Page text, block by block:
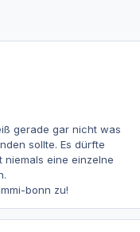
gerade gar nicht was
sollte. Es dürfte
eine einzelne
bonn zu!